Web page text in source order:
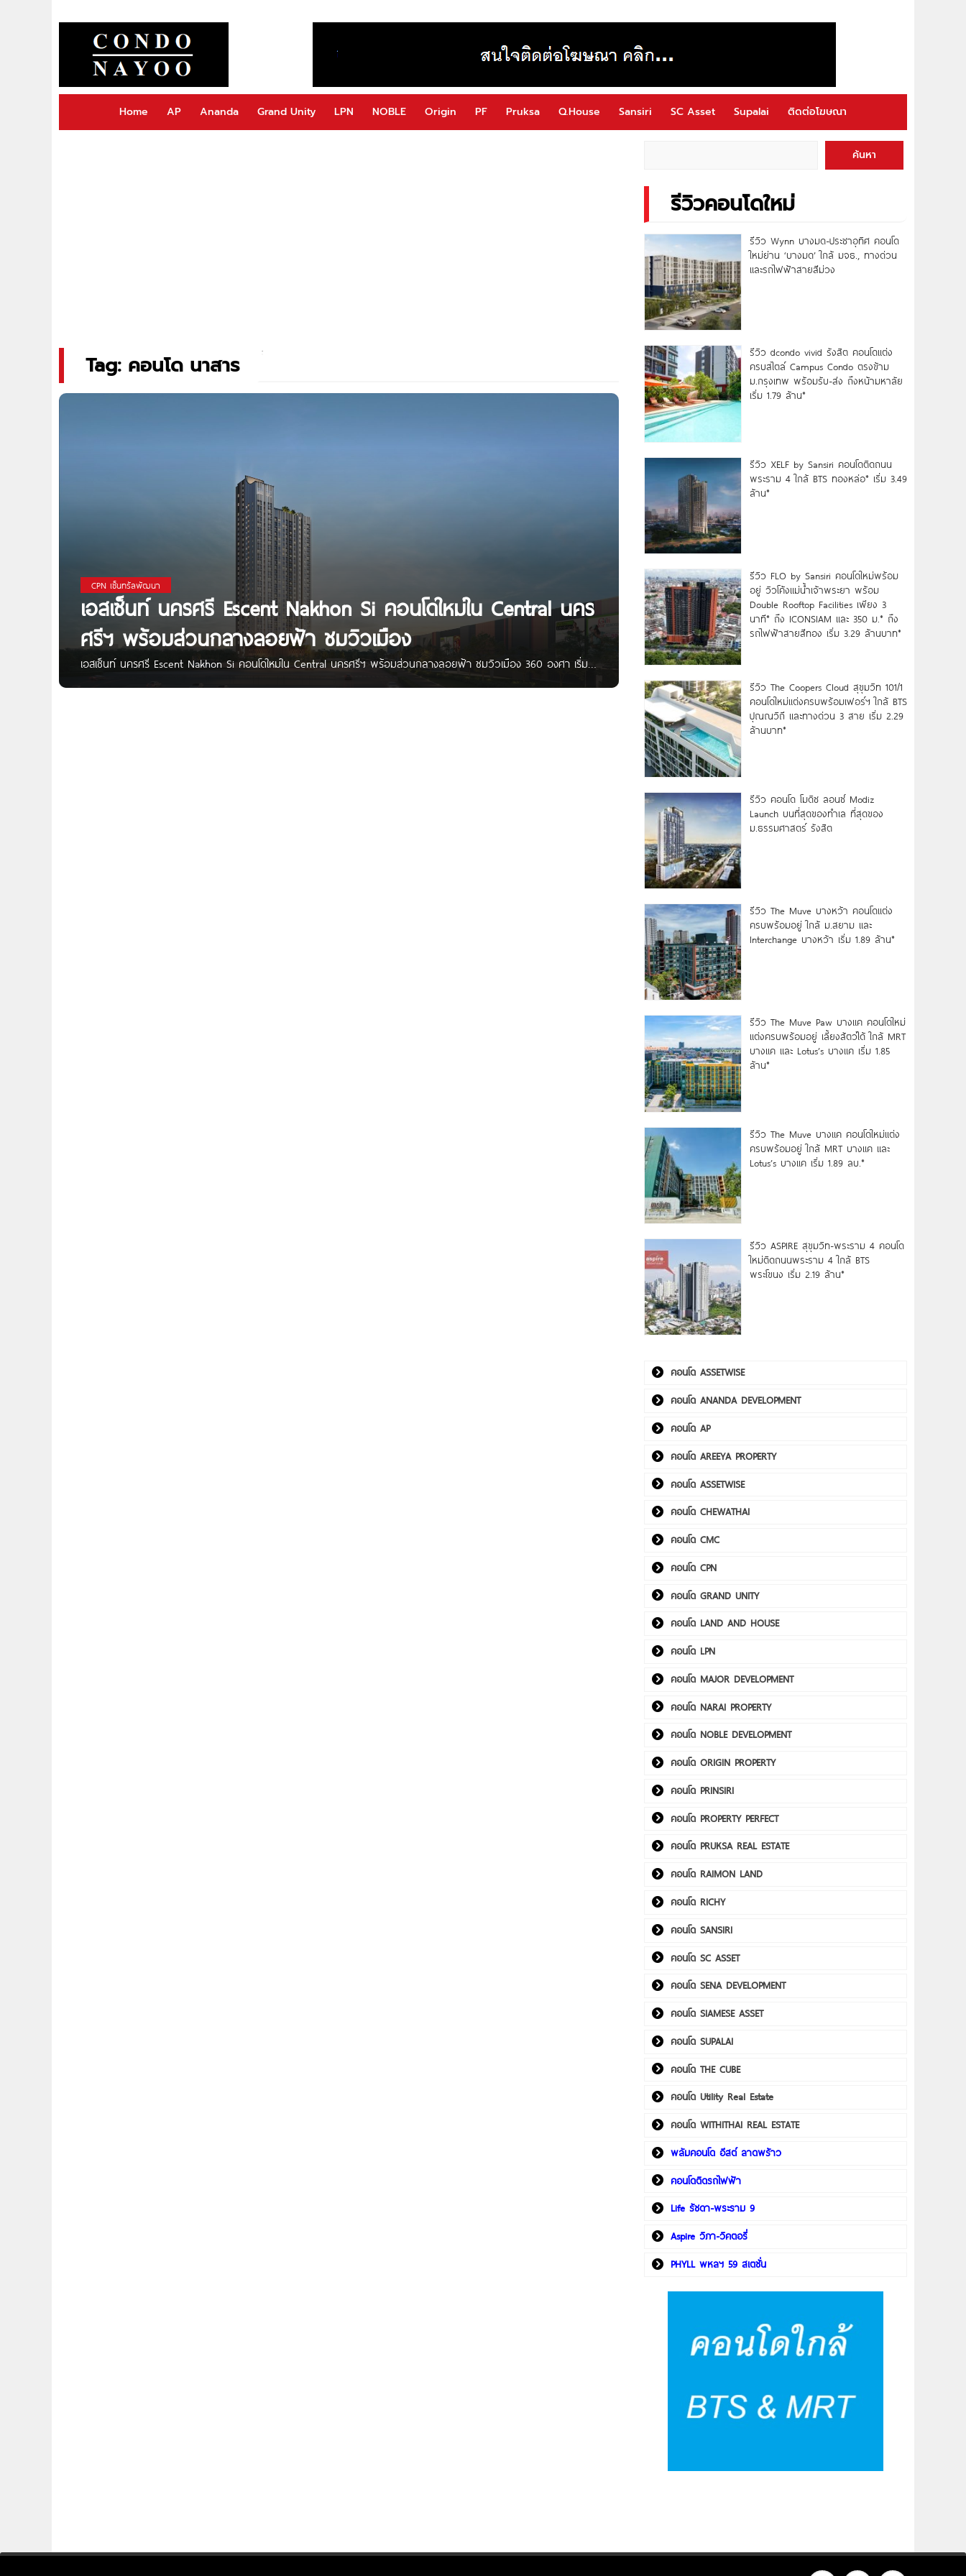
Home AP Ananda Grand Unity LPN NOBLE Origin PF Pruksa Q.House Sansiri SC Asset Supalai ติดต่อโฆษณา
Tag: คอนโด นาสาร
CPN เซ็นทรัลพัฒนา
เอสเซ็นท์ นครศรี Escent Nakhon Si คอนโดใหม่ใน Central นคร
ศรีฯ พร้อมส่วนกลางลอยฟ้า ชมวิวเมือง
เอสเซ็นท์ นครศรี Escent Nakhon Si คอนโดใหม่ใน Central นครศรีฯ พร้อมส่วนกลางลอยฟ้า ชมวิวเมือง 360 องศา เริ่ม
2.25-3.99 ล้าน* Escent นครศรี คอนโดโครงการใหม่ จาก Central Pattana ที่ตั้งโครงการอยู่ ต.นาสาร อ.พระพรหม
ค้นหา
รีวิวคอนโดใหม่
รีวิว Wynn บางมด-ประชาอุทิศ คอนโด
ใหม่ย่าน ‘บางมด’ ใกล้ มจธ., ทางด่วน
และรถไฟฟ้าสายสีม่วง
รีวิว dcondo vivid รังสิต คอนโดแต่ง
ครบสไตล์ Campus Condo ตรงข้าม
ม.กรุงเทพ พร้อมรับ-ส่ง ถึงหน้ามหาลัย
เริ่ม 1.79 ล้าน*
รีวิว XELF by Sansiri คอนโดติดถนน
พระราม 4 ใกล้ BTS ทองหล่อ* เริ่ม 3.49
ล้าน*
รีวิว FLO by Sansiri คอนโดใหม่พร้อม
อยู่ วิวโค้งแม่น้ำเจ้าพระยา พร้อม
Double Rooftop Facilities เพียง 3
นาที* ถึง ICONSIAM และ 350 ม.* ถึง
รถไฟฟ้าสายสีทอง เริ่ม 3.29 ล้านบาท*
รีวิว The Coopers Cloud สุขุมวิท 101/1
คอนโดใหม่แต่งครบพร้อมเฟอร์ฯ ใกล้ BTS
ปุณณวิถี และทางด่วน 3 สาย เริ่ม 2.29
ล้านบาท*
รีวิว คอนโด โมดิซ ลอนซ์ Modiz
Launch บนที่สุดของทำเล ที่สุดของ
ม.ธรรมศาสตร์ รังสิต
รีวิว The Muve บางหว้า คอนโดแต่ง
ครบพร้อมอยู่ ใกล้ ม.สยาม และ
Interchange บางหว้า เริ่ม 1.89 ล้าน*
รีวิว The Muve Paw บางแค คอนโดใหม่
แต่งครบพร้อมอยู่ เลี้ยงสัตว์ได้ ใกล้ MRT
บางแค และ Lotus’s บางแค เริ่ม 1.85
ล้าน*
รีวิว The Muve บางแค คอนโดใหม่แต่ง
ครบพร้อมอยู่ ใกล้ MRT บางแค และ
Lotus’s บางแค เริ่ม 1.89 ลบ.*
รีวิว ASPIRE สุขุมวิท-พระราม 4 คอนโด
ใหม่ติดถนนพระราม 4 ใกล้ BTS
พระโขนง เริ่ม 2.19 ล้าน*
คอนโด ASSETWISE
คอนโด ANANDA DEVELOPMENT
คอนโด AP
คอนโด AREEYA PROPERTY
คอนโด ASSETWISE
คอนโด CHEWATHAI
คอนโด CMC
คอนโด CPN
คอนโด GRAND UNITY
คอนโด LAND AND HOUSE
คอนโด LPN
คอนโด MAJOR DEVELOPMENT
คอนโด NARAI PROPERTY
คอนโด NOBLE DEVELOPMENT
คอนโด ORIGIN PROPERTY
คอนโด PRINSIRI
คอนโด PROPERTY PERFECT
คอนโด PRUKSA REAL ESTATE
คอนโด RAIMON LAND
คอนโด RICHY
คอนโด SANSIRI
คอนโด SC ASSET
คอนโด SENA DEVELOPMENT
คอนโด SIAMESE ASSET
คอนโด SUPALAI
คอนโด THE CUBE
คอนโด Utility Real Estate
คอนโด WITHITHAI REAL ESTATE
พลัมคอนโด อีสต์ ลาดพร้าว
คอนโดติดรถไฟฟ้า
Life รัชดา-พระราม 9
Aspire วิภา-วิคตอรี่
PHYLL พหลฯ 59 สเตชั่น